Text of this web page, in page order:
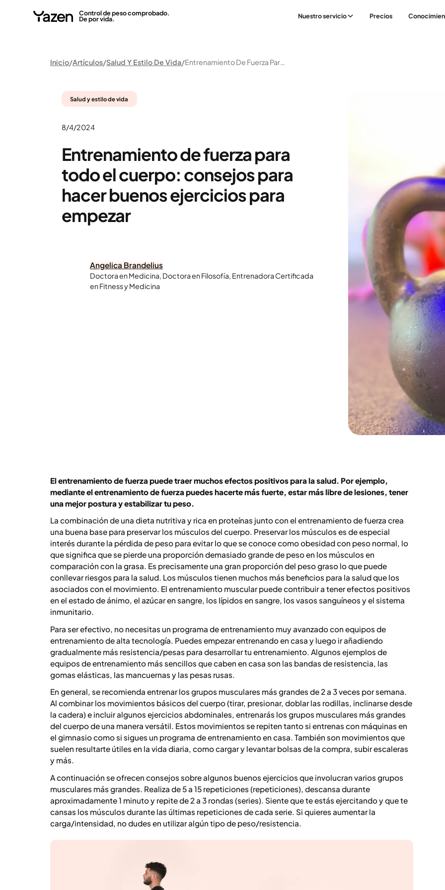
Control de peso comprobado.
De por vida. Nuestro servicio Precios
Inicio Artículos Salud Y Estilo De Vida Entrenamiento De Fuerza Para Todo El Cuerpo: Consejos Para Hacer Buenos Ejercicios Para Empezar
Salud y estilo de vida
8/4/2024
Entrenamiento de fuerza para
todo el cuerpo: consejos para
hacer buenos ejercicios para
empezar
Angelica Brandelius
Doctora en Medicina, Doctora en Filosofía, Entrenadora Certificada
en Fitness y Medicina
El entrenamiento de fuerza puede traer muchos efectos positivos para la salud. Por ejemplo,
mediante el entrenamiento de fuerza puedes hacerte más fuerte, estar más libre de lesiones, tener
una mejor postura y estabilizar tu peso.
La combinación de una dieta nutritiva y rica en proteínas junto con el entrenamiento de fuerza crea
una buena base para preservar los músculos del cuerpo. Preservar los músculos es de especial
interés durante la pérdida de peso para evitar lo que se conoce como obesidad con peso normal, lo
que significa que se pierde una proporción demasiado grande de peso en los músculos en
comparación con la grasa. Es precisamente una gran proporción del peso graso lo que puede
conllevar riesgos para la salud. Los músculos tienen muchos más beneficios para la salud que los
asociados con el movimiento. El entrenamiento muscular puede contribuir a tener efectos positivos
en el estado de ánimo, el azúcar en sangre, los lípidos en sangre, los vasos sanguíneos y el sistema
inmunitario.
Para ser efectivo, no necesitas un programa de entrenamiento muy avanzado con equipos de
entrenamiento de alta tecnología. Puedes empezar entrenando en casa y luego ir añadiendo
gradualmente más resistencia/pesas para desarrollar tu entrenamiento. Algunos ejemplos de
equipos de entrenamiento más sencillos que caben en casa son las bandas de resistencia, las
gomas elásticas, las mancuernas y las pesas rusas.
En general, se recomienda entrenar los grupos musculares más grandes de 2 a 3 veces por semana.
Al combinar los movimientos básicos del cuerpo (tirar, presionar, doblar las rodillas, inclinarse desde
la cadera) e incluir algunos ejercicios abdominales, entrenarás los grupos musculares más grandes
del cuerpo de una manera versátil. Estos movimientos se repiten tanto si entrenas con máquinas en
el gimnasio como si sigues un programa de entrenamiento en casa. También son movimientos que
suelen resultarte útiles en la vida diaria, como cargar y levantar bolsas de la compra, subir escaleras
y más.
A continuación se ofrecen consejos sobre algunos buenos ejercicios que involucran varios grupos
musculares más grandes. Realiza de 5 a 15 repeticiones (repeticiones), descansa durante
aproximadamente 1 minuto y repite de 2 a 3 rondas (series). Siente que te estás ejercitando y que te
cansas los músculos durante las últimas repeticiones de cada serie. Si quieres aumentar la
carga/intensidad, no dudes en utilizar algún tipo de peso/resistencia.